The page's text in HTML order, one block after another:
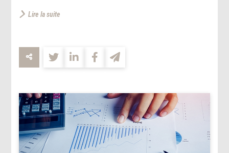
Lire la suite